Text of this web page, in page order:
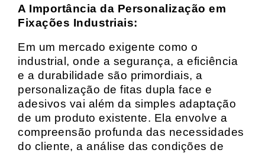
A Importância da Personalização em
Fixações Industriais:
Em um mercado exigente como o
industrial, onde a segurança, a eficiência
e a durabilidade são primordiais, a
personalização de fitas dupla face e
adesivos vai além da simples adaptação
de um produto existente. Ela envolve a
compreensão profunda das necessidades
do cliente, a análise das condições de